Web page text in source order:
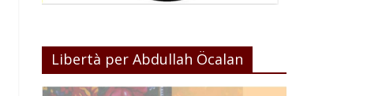
Libertà per Abdullah Öcalan